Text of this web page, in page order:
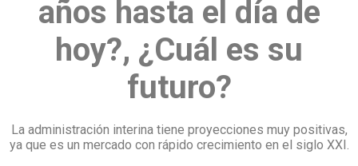
años hasta el día de
hoy?, ¿Cuál es su
futuro?
La administración interina tiene proyecciones muy positivas,
ya que es un mercado con rápido crecimiento en el siglo XXI.